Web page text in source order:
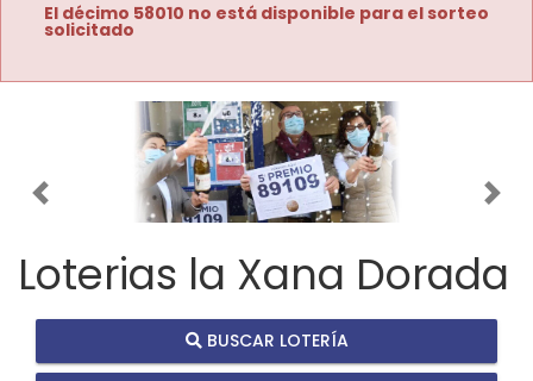
El décimo 58010 no está disponible para el sorteo
solicitado
Imagen anterior
Loterias la Xana Dorada
BUSCAR LOTERÍA